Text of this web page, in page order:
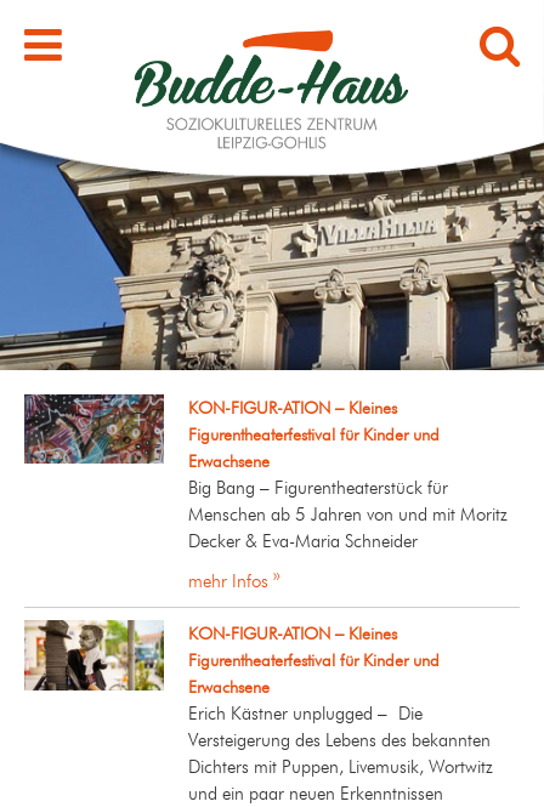
KON-FIGUR-ATION – Kleines
Figurentheaterfestival für Kinder und
Erwachsene
Big Bang – Figurentheaterstück für
Menschen ab 5 Jahren von und mit Moritz
Decker & Eva-Maria Schneider
mehr Infos »
KON-FIGUR-ATION – Kleines
Figurentheaterfestival für Kinder und
Erwachsene
Erich Kästner unplugged – Die
Versteigerung des Lebens des bekannten
Dichters mit Puppen, Livemusik, Wortwitz
und ein paar neuen Erkenntnissen